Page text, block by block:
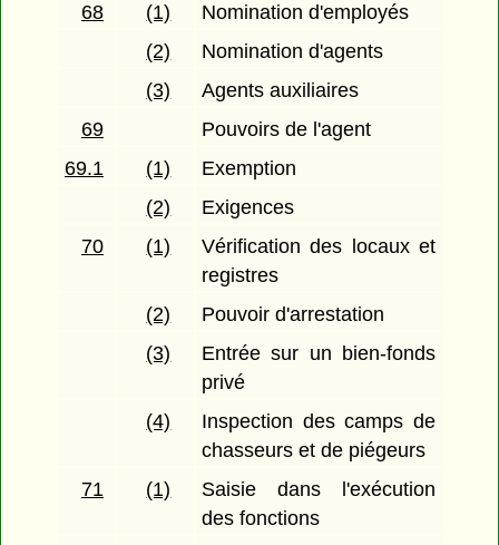
68
(1)
Nomination d'employés
(2)
Nomination d'agents
(3)
Agents auxiliaires
69
Pouvoirs de l'agent
69.1
(1)
Exemption
(2)
Exigences
70
(1)
Vérification des locaux et
registres
(2)
Pouvoir d'arrestation
(3)
Entrée sur un bien-fonds
privé
(4)
Inspection des camps de
chasseurs et de piégeurs
71
(1)
Saisie dans l'exécution
des fonctions